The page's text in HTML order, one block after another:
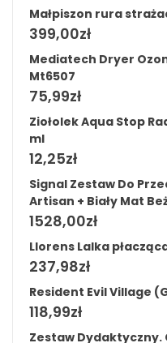
Małpiszon rura
399,00zł
Mediatech Dryer
Mt6507
75,99zł
Ziołolek Aqua Stop
ml
12,25zł
Signal Zestaw Do
Artisan + Biały Mat
1528,00zł
Llorens Lalka
237,98zł
Resident Evil Village
118,99zł
Zestaw Dydaktyczny.